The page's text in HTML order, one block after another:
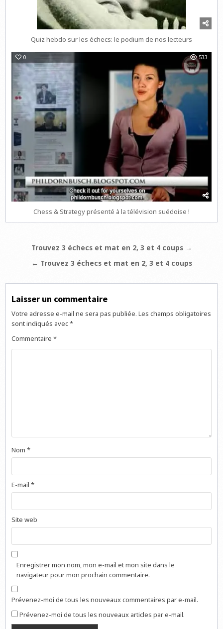
Quiz hebdo sur les échecs: le podium de nos lecteurs
0 533
Chess & Strategy présenté à la télévision suédoise !
Navigation
Trouvez 3 échecs et mat en 2, 3 et 4 coups →
← Trouvez 3 échecs et mat en 2, 3 et 4 coups
Laisser un commentaire
Votre adresse e-mail ne sera pas publiée. Les champs obligatoires
sont indiqués avec*
Commentaire*
Nom*
E-mail*
Site web
Enregistrer mon nom, mon e-mail et mon site dans le
navigateur pour mon prochain commentaire.
Prévenez-moi de tous les nouveaux commentaires par e-mail.
Prévenez-moi de tous les nouveaux articles par e-mail.